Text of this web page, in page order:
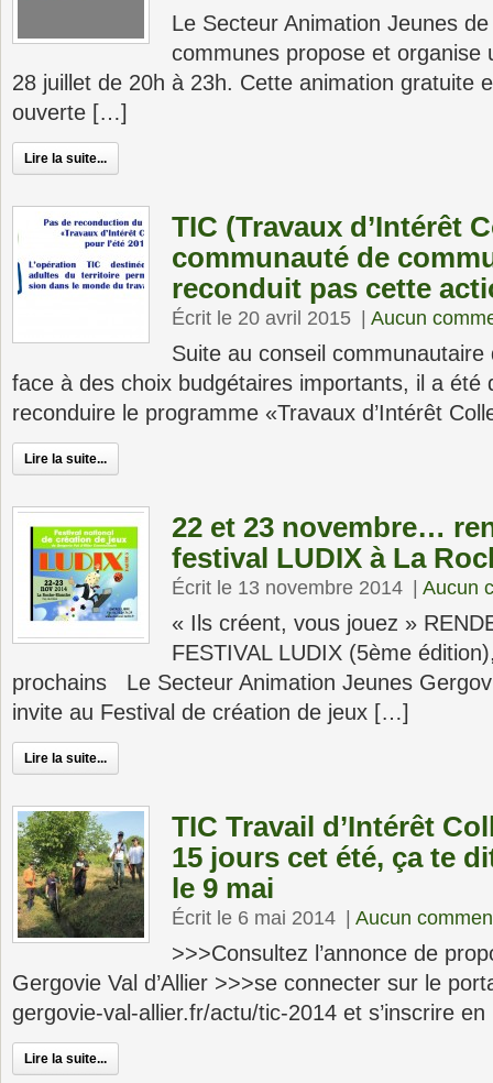
Le Secteur Animation Jeunes
communes propose et organise
28 juillet de 20h à 23h. Cette animation gratuite
ouverte […]
Lire la suite...
TIC (Travaux d’Intérêt
communauté de
reconduit pas cette
Écrit le 20 avril 2015 Aucun
Suite au conseil
face à des choix budgétaires importants, il a été
reconduire le programme «Travaux d’Intérêt
Lire la suite...
22 et 23 novembre…
festival LUDIX à La
Écrit le 13 novembre 2014 Aucun
« Ils créent, vous jouez »
FESTIVAL LUDIX (5ème
prochains Le Secteur Animation Jeunes
invite au Festival de création de jeux […]
Lire la suite...
TIC Travail d’Intérêt
15 jours cet été, ça te
le 9 mai
Écrit le 6 mai 2014 Aucun
>>>Consultez l’annonce de
Gergovie Val d’Allier >>>se connecter sur le
gergovie-val-allier.fr/actu/tic-2014 et s’inscrire en
Lire la suite...